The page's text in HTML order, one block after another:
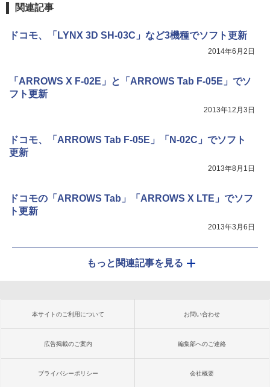
関連記事
ドコモ、「LYNX 3D SH-03C」など3機種でソフト更新
2014年6月2日
「ARROWS X F-02E」と「ARROWS Tab F-05E」でソ
フト更新
2013年12月3日
ドコモ、「ARROWS Tab F-05E」「N-02C」でソフト
更新
2013年8月1日
ドコモの「ARROWS Tab」「ARROWS X LTE」でソフ
ト更新
2013年3月6日
もっと関連記事を見る
本サイトのご利用について お問い合わせ
広告掲載のご案内 編集部へのご連絡
プライバシーポリシー 会社概要